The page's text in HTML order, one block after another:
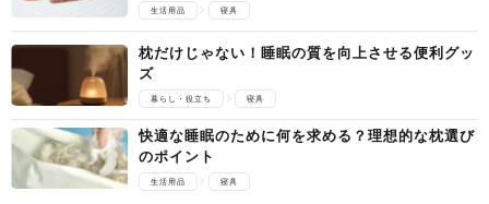
生活用品 寝具
枕だけじゃない！睡眠の質を向上させる便利グッ
ズ
暮らし・役立ち 寝具
快適な睡眠のために何を求める？理想的な枕選び
のポイント
生活用品 寝具